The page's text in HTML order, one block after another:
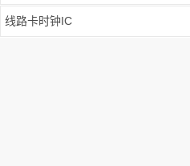
线路卡时钟IC